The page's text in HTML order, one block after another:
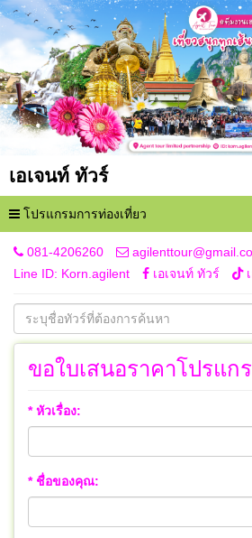
เอเจนท์ ทัวร์
โปรแกรมการท่องเที่ยว
081-4206260
Line ID: Korn.agilent
เอเจนท์ ทัวร์
ขอใบเสนอราคาโปรแก
* หัวเรื่อง:
* ชื่อของคุณ: